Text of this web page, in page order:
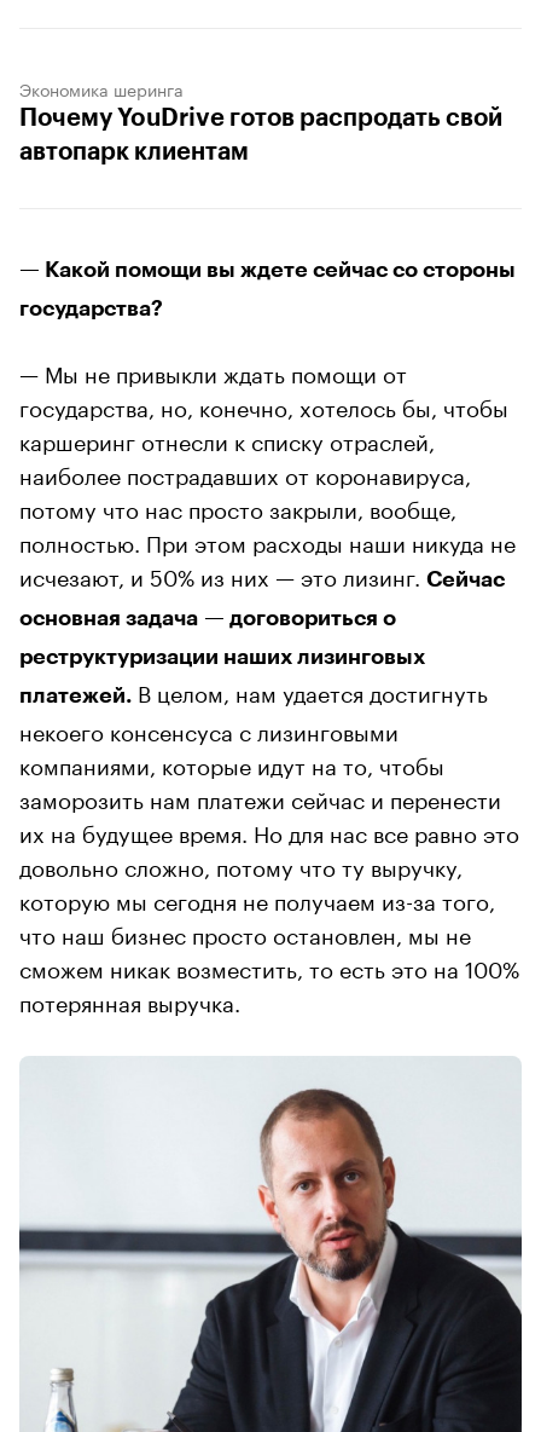
Экономика шеринга
Почему YouDrive готов распродать свой
автопарк клиентам
— Какой помощи вы ждете сейчас со стороны
государства?
— Мы не привыкли ждать помощи от
государства, но, конечно, хотелось бы, чтобы
каршеринг отнесли к списку отраслей,
наиболее пострадавших от коронавируса,
потому что нас просто закрыли, вообще,
полностью. При этом расходы наши никуда не
исчезают, и 50% из них — это лизинг. Сейчас
основная задача — договориться о
реструктуризации наших лизинговых
платежей. В целом, нам удается достигнуть
некоего консенсуса с лизинговыми
компаниями, которые идут на то, чтобы
заморозить нам платежи сейчас и перенести
их на будущее время. Но для нас все равно это
довольно сложно, потому что ту выручку,
которую мы сегодня не получаем из-за того,
что наш бизнес просто остановлен, мы не
сможем никак возместить, то есть это на 100%
потерянная выручка.